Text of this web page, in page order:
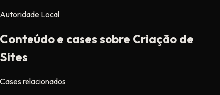
Autoridade Local
Conteúdo e cases sobre Criação de
Sites
Cases relacionados